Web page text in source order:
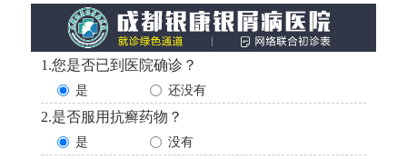
1.您是否已到医院确诊？
是 还没有
2.是否服用抗癣药物？
是 没有